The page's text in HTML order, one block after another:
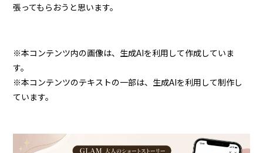
張ってもらおうと思います。
※本コンテンツ内の画像は、生成AIを利用して作成していま
す。
※本コンテンツのテキストの一部は、生成AIを利用して制作し
ています。